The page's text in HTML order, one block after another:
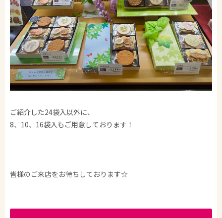
ご紹介した24袋入以外に、
8、10、16袋入もご用意しております！
皆様のご来店をお待ちしております☆